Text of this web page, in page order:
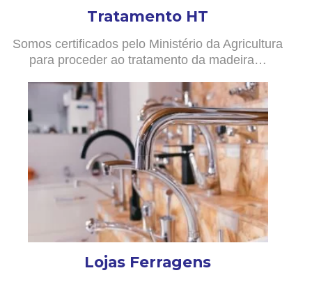
Tratamento HT
Somos certificados pelo Ministério da Agricultura
para proceder ao tratamento da madeira…
Lojas Ferragens